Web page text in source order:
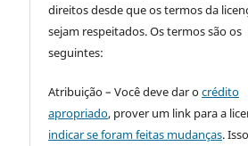
direitos desde que os termos da
sejam respeitados. Os termos são os
seguintes:
Atribuição – Você deve dar ocrédito
apropriado, prover um link para a
indicar se foram feitas mudanças.